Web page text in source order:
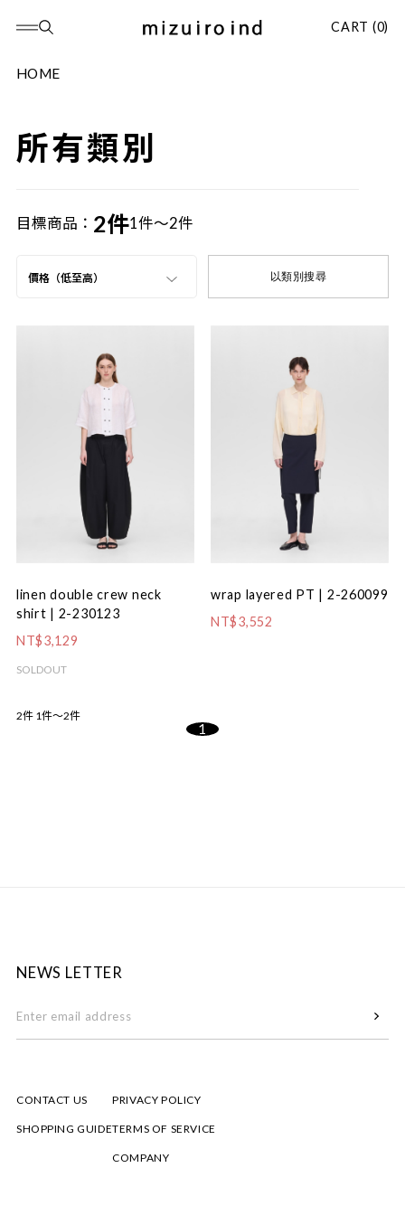
CART (0)
HOME
所有類別
目標商品： 2件1件～2件
價格（低至高） 以類別搜尋
linen double crew neck
shirt | 2-230123
NT$3,129
SOLDOUT
wrap layered PT | 2-260099
NT$3,552
2件 1件～2件
1
NEWS LETTER
CONTACT US
SHOPPING GUIDE
PRIVACY POLICY
TERMS OF SERVICE
COMPANY